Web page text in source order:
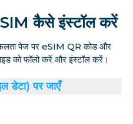
कैसे इंस्टॉल करें
पेज पर eSIM QR कोड और
को फॉलो करें और इंस्टॉल करें।
डेटा) पर जाएँ